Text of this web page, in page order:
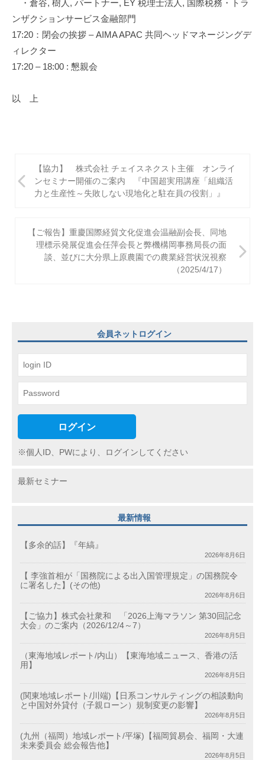
・倉谷, 樹人, パートナー, EY 税理士法人, 国際税務・トラ
ンザクションサービス金融部門
17:20：閉会の挨拶 – AIMA APAC 共同ヘッドマネージングデ
ィレクター
17:20 – 18:00 : 懇親会
以 上
稿
【協力】 株式会社 チェイスネクスト主催 オンライ
ンセミナー開催のご案内 『中国超実用講座「組織活
力と生産性～失敗しない現地化と駐在員の役割」』
【ご報告】重慶国際経貿文化促進会温融副会長、同地
理標示発展促進会任萍会長と弊機構岡事務局長の面
談、並びに大分県上原農園での農業経営状況視察
（2025/4/17）
会員ネットログイン
ログイン
※個人ID、PWにより、ログインしてください
最新セミナー
最新情報
【多余的話】『年縞』
2026年8月6日
【 李強首相が「国務院による出入国管理規定」の国務院令
に署名した】(その他)
2026年8月6日
【ご協力】株式会社衆和 「2026上海マラソン 第30回記念
大会」のご案内（2026/12/4～7）
2026年8月5日
（東海地域レポート/内山）【東海地域ニュース、香港の活
用】
2026年8月5日
(関東地域レポート/川端)【日系コンサルティングの相談動向
と中国対外貸付（子親ローン）規制変更の影響】
2026年8月5日
(九州（福岡）地域レポート/平塚)【福岡貿易会、福岡・大連
未来委員会 総会報告他】
2026年8月5日